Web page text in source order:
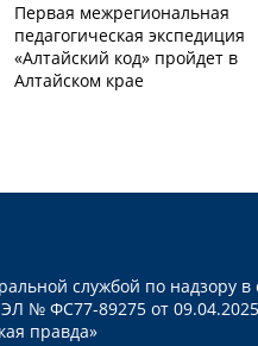
Первая межрегиональная
педагогическая экспедиция
«Алтайский код» пройдет в
Алтайском крае
службой по надзору в
№ ФС77-89275 от 09.04.2025
правда»